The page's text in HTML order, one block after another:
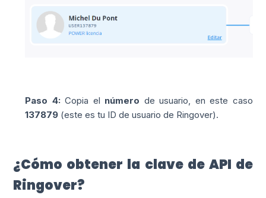
Paso 4: Copia el número de usuario, en este caso
137879 (este es tu ID de usuario de Ringover).
¿Cómo obtener la clave de API de
Ringover?